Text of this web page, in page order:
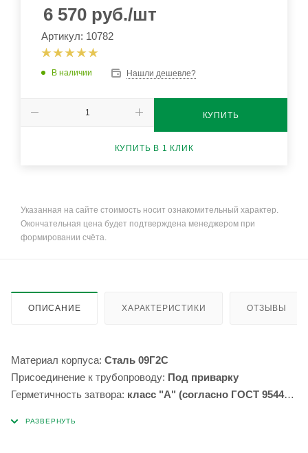
6 570 руб./шт
Артикул: 10782
В наличии Нашли дешевле?
КУПИТЬ
КУПИТЬ В 1 КЛИК
Указанная на сайте стоимость носит ознакомительный характер.
Окончательная цена будет подтверждена менеджером при
формировании счёта.
ОПИСАНИЕ ХАРАКТЕРИСТИКИ ОТЗЫВЫ
Материал корпуса: Сталь 09Г2С
Присоединение к трубопроводу: Под приварку
Герметичность затвора: класс "А" (согласно ГОСТ 9544-